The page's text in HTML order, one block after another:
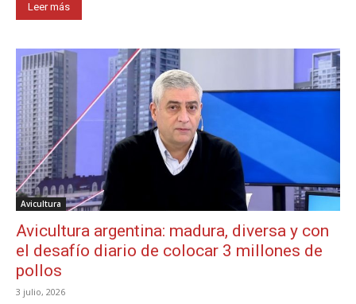
Leer más
Avicultura
Avicultura argentina: madura, diversa y con
el desafío diario de colocar 3 millones de
pollos
3 julio, 2026